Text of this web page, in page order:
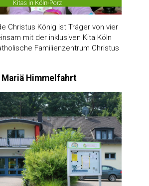
Christus König ist Träger von vier
mit der inklusiven Kita Köln
Familienzentrum Christus
Himmelfahrt